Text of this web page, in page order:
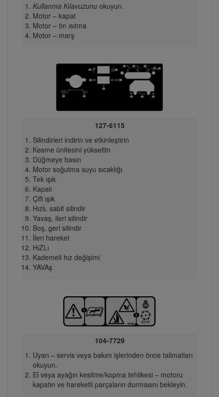
Kullanma Kılavuzunuokuyun.
Motor – kapat
Motor – ön ısıtma
Motor – marş
127-6115
Silindirleri indirin ve etkinleştirin
Kesme ünitesini yükseltin
Düğmeye basın
Motor soğutma suyu sıcaklığı
Tek ışık
Kapalı
Çift ışık
Hızlı, sabit silindir
Yavaş, ileri silindir
Boş, geri silindir
İleri hareket
HıZLı
Kademeli hız değişimi
YAVAş
104-7729
Uyarı – servis veya bakım işlerinden önce talimatları
okuyun.
El veya ayağın kesilme/kopma tehlikesi – motoru
kapatın ve hareketli parçaların durmasını bekleyin.